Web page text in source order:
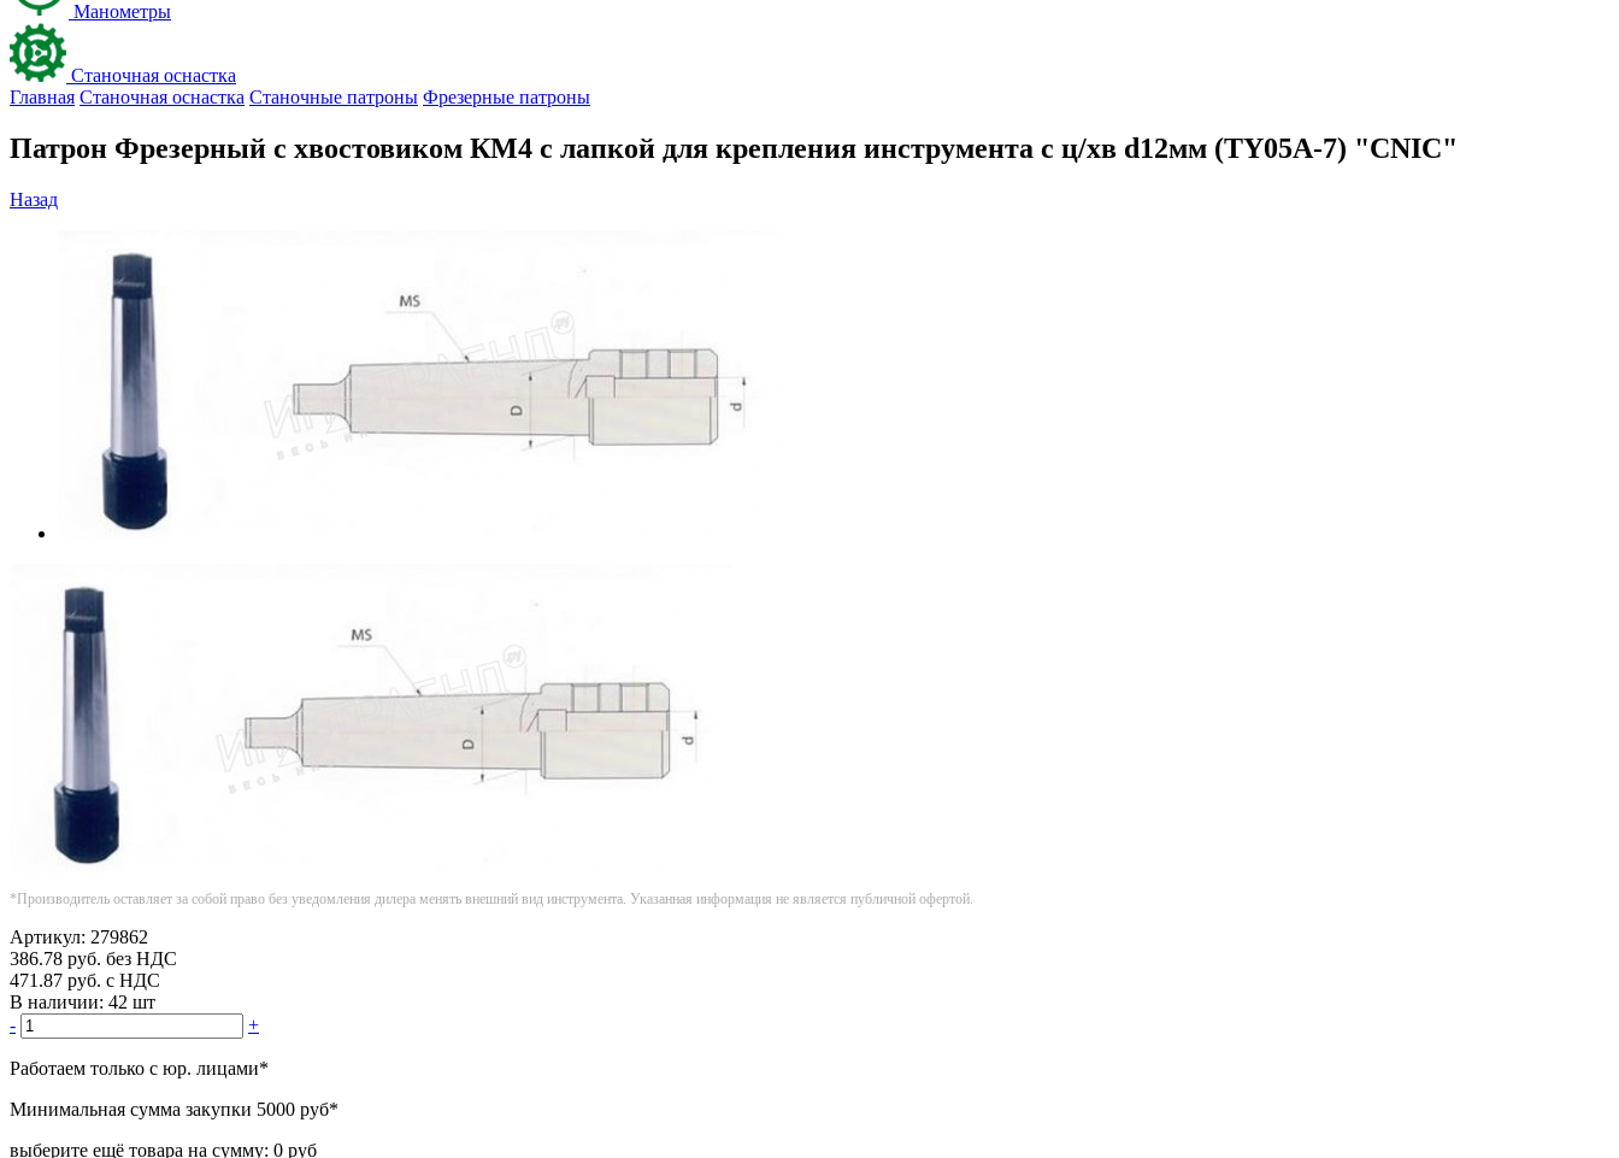
Манометры
Станочная оснастка
Главная Станочная оснастка Станочные патроны Фрезерные патроны
Патрон Фрезерный с хвостовиком КМ4 с лапкой для крепления инструмента с ц/хв d12мм (TY05A-7) "CNIC"
Назад
*Производитель оставляет за собой право без уведомления дилера менять внешний вид инструмента. Указанная информация не является публичной офертой.
Артикул: 279862
386.78 руб. без НДС
471.87 руб. с НДС
В наличии: 42 шт
-
+
Работаем только с юр. лицами*
Минимальная сумма закупки 5000 руб*
выберите ещё товара на сумму: 0 руб